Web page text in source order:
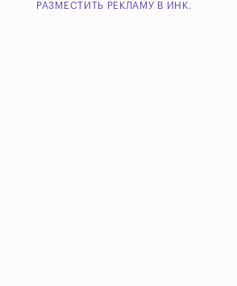
РАЗМЕСТИТЬ РЕКЛАМУ В ИНК.